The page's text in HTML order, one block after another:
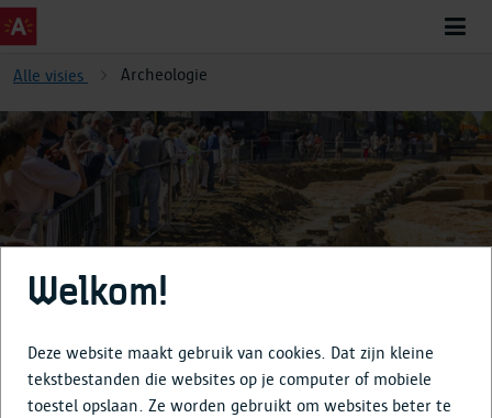
Alle visies Archeologie
Archeologie
Welkom!
Deze website maakt gebruik van cookies. Dat zijn kleine
tekstbestanden die websites op je computer of mobiele
toestel opslaan. Ze worden gebruikt om websites beter te